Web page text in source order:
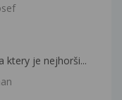
ktery je nejhorši...